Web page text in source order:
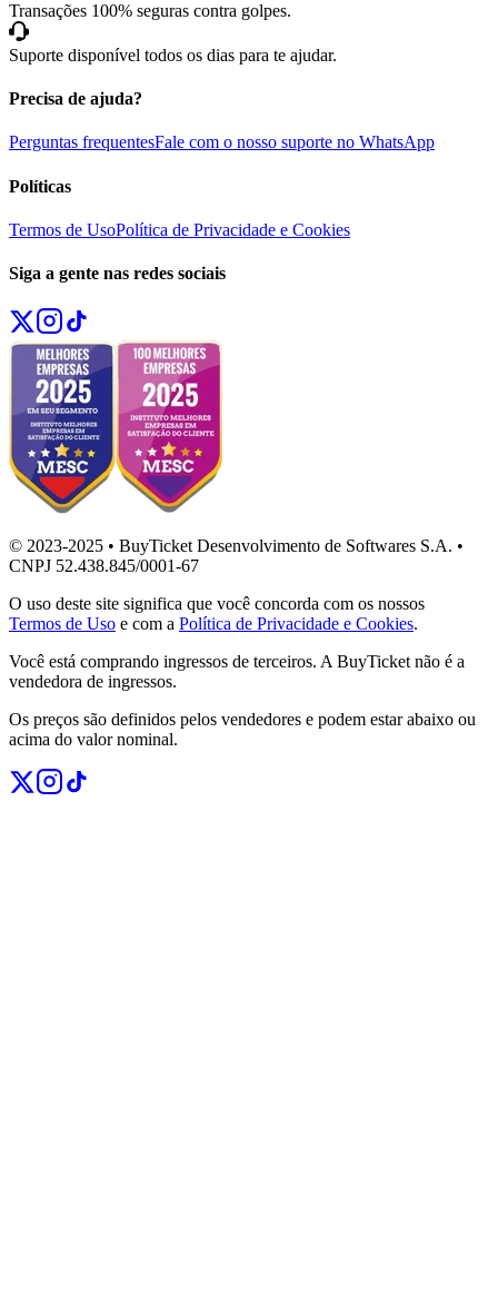
Transações 100% seguras contra golpes.
Suporte disponível todos os dias para te ajudar.
Precisa de ajuda?
Perguntas frequentesFale com o nosso suporte no WhatsApp
Políticas
Termos de UsoPolítica de Privacidade e Cookies
Siga a gente nas redes sociais
© 2023-2025 • BuyTicket Desenvolvimento de Softwares S.A. •
CNPJ 52.438.845/0001-67
O uso deste site significa que você concorda com os nossos
Termos de Uso e com a Política de Privacidade e Cookies.
Você está comprando ingressos de terceiros. A BuyTicket não é a
vendedora de ingressos.
Os preços são definidos pelos vendedores e podem estar abaixo ou
acima do valor nominal.